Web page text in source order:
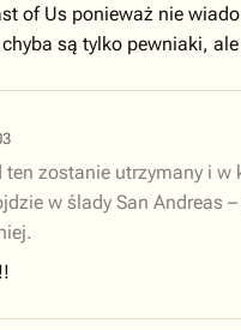
of Us ponieważ nie
są tylko pewniaki,
ten zostanie utrzymany i w
w ślady San Andreas